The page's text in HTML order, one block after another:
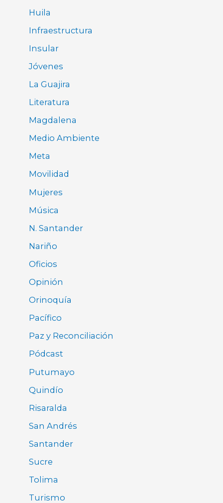
Huila
Infraestructura
Insular
Jóvenes
La Guajira
Literatura
Magdalena
Medio Ambiente
Meta
Movilidad
Mujeres
Música
N. Santander
Nariño
Oficios
Opinión
Orinoquía
Pacífico
Paz y Reconciliación
Pódcast
Putumayo
Quindío
Risaralda
San Andrés
Santander
Sucre
Tolima
Turismo